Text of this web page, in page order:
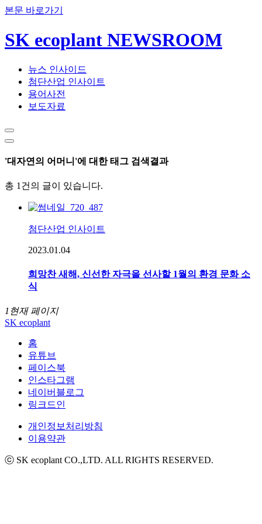
본문 바로가기
SK ecoplant NEWSROOM
뉴스 인사이드
첨단산업 인사이트
용어사전
보도자료
'대자연의 어머니'에 대한 태그 검색결과
총 1건의 글이 있습니다.
첨단산업 인사이트
2023.01.04
희망찬 새해, 신선한 자극을 선사할 1월의 환경 문화 소
식
1 현재 페이지
SK ecoplant
홈
유튜브
페이스북
인스타그램
네이버블로그
링크드인
개인정보처리방침
이용약관
ⓒ SK ecoplant CO.,LTD. ALL RIGHTS RESERVED.